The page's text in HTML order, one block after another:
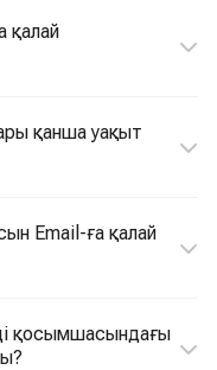
қалай
Email-ға қалай
қосымшасындағы